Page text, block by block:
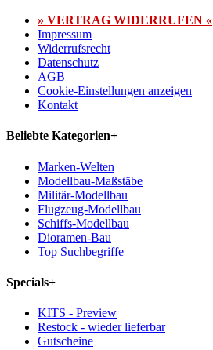
» VERTRAG WIDERRUFEN «
Impressum
Widerrufsrecht
Datenschutz
AGB
Cookie-Einstellungen anzeigen
Kontakt
Beliebte Kategorien+
Marken-Welten
Modellbau-Maßstäbe
Militär-Modellbau
Flugzeug-Modellbau
Schiffs-Modellbau
Dioramen-Bau
Top Suchbegriffe
Specials+
KITS - Preview
Restock - wieder lieferbar
Gutscheine